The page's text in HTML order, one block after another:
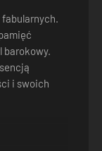
barokowy.
i swoich